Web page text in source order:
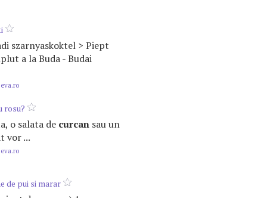
szarnyaskoktel > Piept
a la Buda - Budai
rosu?
o salata de curcan sau un
vor ...
de pui si marar